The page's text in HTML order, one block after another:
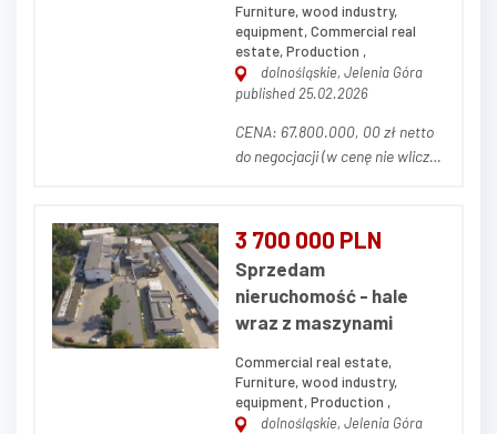
Furniture, wood industry,
equipment, Commercial real
estate, Production ,
dolnośląskie, Jelenia Góra
published 25.02.2026
CENA: 67.800.000, 00 zł netto
do negocjacji (w cenę nie wlicza
ogłoszenia jest nieruchomość
przemysłowa stanowiąca
zorganizowany kompleks
przemysłowo-produkcyjny,
obejmujący halę produkcyjn...
3 700 000 PLN
Sprzedam
nieruchomość - hale
wraz z maszynami
Commercial real estate,
Furniture, wood industry,
equipment, Production ,
dolnośląskie, Jelenia Góra